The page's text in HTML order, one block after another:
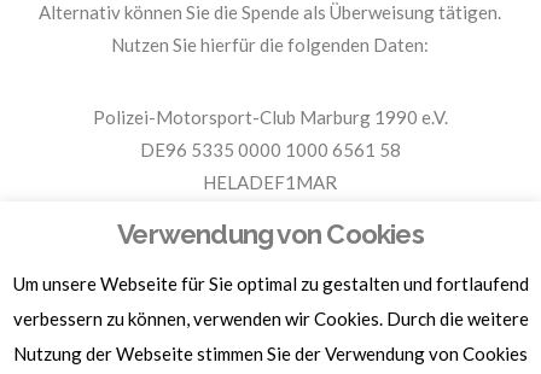
Alternativ können Sie die Spende als Überweisung tätigen.
Nutzen Sie hierfür die folgenden Daten:
Polizei-Motorsport-Club Marburg 1990 e.V.
DE96 5335 0000 1000 6561 58
HELADEF1MAR
Für Spendenbescheinigungen, Sachspenden und weitere
Informationen, hier klicken.
Verwendung von Cookies
Um unsere Webseite für Sie optimal zu gestalten und fortlaufend
verbessern zu können, verwenden wir Cookies. Durch die weitere
Nutzung der Webseite stimmen Sie der Verwendung von Cookies